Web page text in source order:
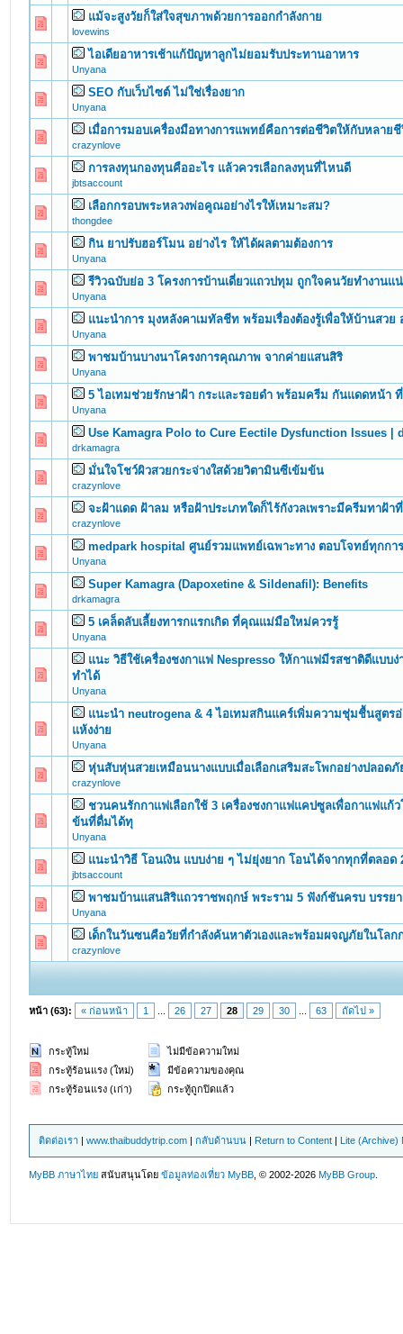
แม้จะสูงวัยก็ใส่ใจสุขภาพด้วยการออกกำลังกาย
lovewins
0 Vote(s) - 0 out of 5 in Average
12 34 5
ไอเดียอาหารเช้าแก้ปัญหาลูกไม่ยอมรับประทานอาหาร
Unyana
0 Vote(s) - 0 out of 5 in Average
12345
SEO กับเว็บไซต์ ไม่ใช่เรื่องยาก
Unyana
0 Vote(s) - 0 out of 5 in Average
12345
เมื่อการมอบเครื่องมือทางการแพทย์คือการต่อชีวิตให้กับหลาย
crazynlove
0 Vote(s) - 0 out of 5 in Average
12345
การลงทุนกองทุนคืออะไร แล้วควรเลือกลงทุนที่ไหนดี
jbtsaccount
0 Vote(s) - 0 out of 5 in Average
12345
เลือกกรอบพระหลวงพ่อคูณอย่างไรให้เหมาะสม?
thongdee
0 Vote(s) - 0 out of 5 in Average
1 2345
กิน ยาปรับฮอร์โมน อย่างไร ให้ได้ผลตามต้องการ
Unyana
0 Vote(s) - 0 out of 5 in Average
1 2 345
รีวิวฉบับย่อ 3 โครงการบ้านเดี่ยวแถวปทุม ถูกใจคนวัยทำงานแ
Unyana
0 Vote(s) - 0 out of 5 in Average
123 4 5
แนะนำการ มุงหลังคาเมทัลชีท พร้อมเรื่องต้องรู้เพื่อให้บ้านสวย
Unyana
0 Vote(s) - 0 out of 5 in Average
123 45
พาชมบ้านบางนาโครงการคุณภาพ จากค่ายแสนสิริ
Unyana
0 Vote(s) - 0 out of 5 in Average
12345
5 ไอเทมช่วยรักษาฝ้า กระและรอยดำ พร้อมครีม กันแดดหน้า
Unyana
0 Vote(s) - 0 out of 5 in Average
1 23 45
Use Kamagra Polo to Cure Eectile Dysfunction Issues |
drkamagra
0 Vote(s) - 0 out of 5 in Average
123 45
มั่นใจโชว์ผิวสวยกระจ่างใสด้วยวิตามินซีเข้มข้น
crazynlove
0 Vote(s) - 0 out of 5 in Average
1234 5
จะฝ้าแดด ฝ้าลม หรือฝ้าประเภทใดก็ไร้กังวลเพราะมีครีมทาฝ้า
crazynlove
0 Vote(s) - 0 out of 5 in Average
12345
medpark hospital ศูนย์รวมแพทย์เฉพาะทาง ตอบโจทย์ทุกกา
Unyana
0 Vote(s) - 0 out of 5 in Average
12 345
Super Kamagra (Dapoxetine & Sildenafil): Benefits
drkamagra
0 Vote(s) - 0 out of 5 in Average
1 2345
5 เคล็ดลับเลี้ยงทารกแรกเกิด ที่คุณแม่มือใหม่ควรรู้
Unyana
0 Vote(s) - 0 out of 5 in Average
1 2345
แนะ วิธีใช้เครื่องชงกาแฟ Nespresso ให้กาแฟมีรสชาติดีแบบง่
ทำได้
Unyana
0 Vote(s) - 0 out of 5 in Average
แนะนำ neutrogena & 4 ไอเทมสกินแคร์เพิ่มความชุ่มชื้นสูตร
แห้งง่าย
Unyana
0 Vote(s) - 0 out of 5 in Average
หุ่นสับหุ่นสวยเหมือนนางแบบเมื่อเลือกเสริมสะโพกอย่างปลอดภั
crazynlove
0 Vote(s) - 0 out of 5 in Average
1234 5
ชวนคนรักกาแฟเลือกใช้ 3 เครื่องชงกาแฟแคปซูลเพื่อกาแฟแก้
ข้นที่ดื่มได้ทุ
Unyana
0 Vote(s) - 0 out of 5 in Average
แนะนำวิธี โอนเงิน แบบง่าย ๆ ไม่ยุ่งยาก โอนได้จากทุกที่ตลอด
jbtsaccount
0 Vote(s) - 0 out of 5 in Average
12345
พาชมบ้านแสนสิริแถวราชพฤกษ์ พระราม 5 ฟังก์ชันครบ บรรย
Unyana
0 Vote(s) - 0 out of 5 in Average
123 4 5
เด็กในวันซนคือวัยที่กำลังค้นหาตัวเองและพร้อมผจญภัยในโลก
crazynlove
0 Vote(s) - 0 out of 5 in Average
1 2345
หน้า (63): « ก่อนหน้า 1 26 27 28 29 30 63 ถัดไป »
กระทู้ใหม่
กระทู้ร้อนแรง (ใหม่)
กระทู้ร้อนแรง (เก่า)
ไม่มีข้อความใหม่
มีข้อความของคุณ
กระทู้ถูกปิดแล้ว
ติดต่อเรา |www.thaibuddytrip.com |กลับด้านบน | Return to Content | Lite (Archive)
MyBB ภาษาไทย สนับสนุนโดยข้อมูลท่องเที่ยว MyBB , © 2002-2026MyBB Group